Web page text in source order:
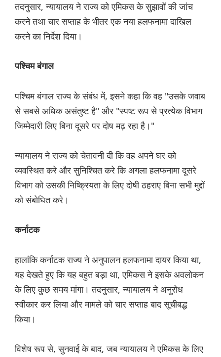
तदनुसार, न्यायालय ने राज्य को एमिकस के सुझावों की जांच
करने तथा चार सप्ताह के भीतर एक नया हलफनामा दाखिल
करने का निर्देश दिया।
पश्चिम बंगाल
पश्चिम बंगाल राज्य के संबंध में, इसने कहा कि वह "उसके जवाब
से सबसे अधिक असंतुष्ट है" और "स्पष्ट रूप से प्रत्येक विभाग
जिम्मेदारी लिए बिना दूसरे पर दोष मढ़ रहा है।"
न्यायालय ने राज्य को चेतावनी दी कि वह अपने घर को
व्यवस्थित करे और सुनिश्चित करे कि अगला हलफनामा दूसरे
विभाग को उसकी निष्क्रियता के लिए दोषी ठहराए बिना सभी मुद्दों
को संबोधित करे।
कर्नाटक
हालांकि कर्नाटक राज्य ने अनुपालन हलफनामा दायर किया था,
यह देखते हुए कि यह बहुत बड़ा था, एमिकस ने इसके अवलोकन
के लिए कुछ समय मांगा। तदनुसार, न्यायालय ने अनुरोध
स्वीकार कर लिया और मामले को चार सप्ताह बाद सूचीबद्ध
किया।
विशेष रूप से, सुनवाई के बाद, जब न्यायालय ने एमिकस के लिए